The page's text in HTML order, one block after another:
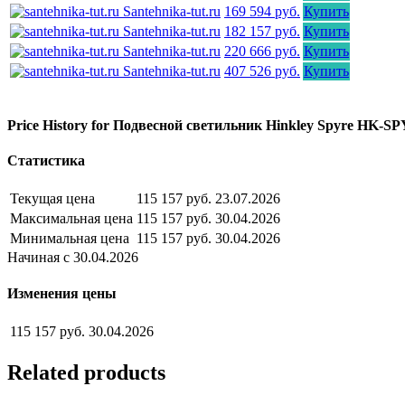
Santehnika-tut.ru 169 594 руб. Купить
Santehnika-tut.ru 182 157 руб. Купить
Santehnika-tut.ru 220 666 руб. Купить
Santehnika-tut.ru 407 526 руб. Купить
Price History for Подвесной светильник Hinkley Spyre HK-
Статистика
Текущая цена 115 157 руб. 23.07.2026
Максимальная цена 115 157 руб. 30.04.2026
Минимальная цена 115 157 руб. 30.04.2026
Начиная с 30.04.2026
Изменения цены
115 157 руб. 30.04.2026
Related products